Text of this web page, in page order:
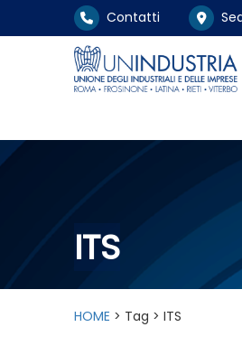
Contatti
ITS
HOME > Tag > ITS